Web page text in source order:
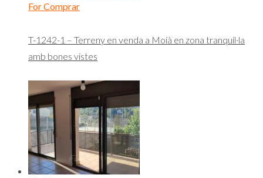
For Comprar
T-1242-1 – Terreny en venda a Moià en zona tranquil·la
amb bones vistes